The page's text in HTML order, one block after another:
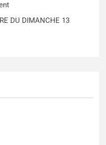
DU DIMANCHE 13